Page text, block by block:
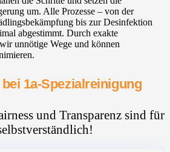
um. Alle Prozesse – von der
bis zur Desinfektion
abgestimmt. Durch exakte
unnötige Wege und können
1a-Spezialreinigung
und Transparenz sind für